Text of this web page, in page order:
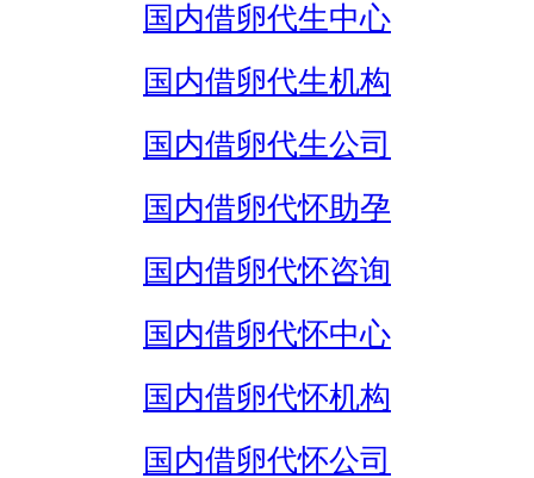
国内借卵代生中心
国内借卵代生机构
国内借卵代生公司
国内借卵代怀助孕
国内借卵代怀咨询
国内借卵代怀中心
国内借卵代怀机构
国内借卵代怀公司